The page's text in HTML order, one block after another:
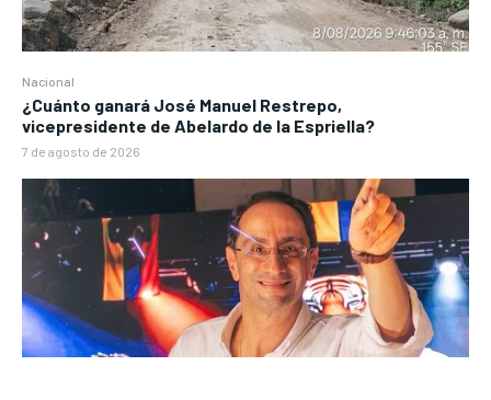
Nacional
¿Cuánto ganará José Manuel Restrepo,
vicepresidente de Abelardo de la Espriella?
7 de agosto de 2026